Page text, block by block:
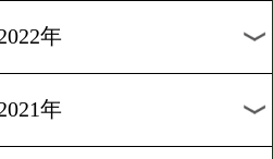
1